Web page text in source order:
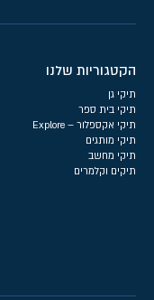
הקטגוריות שלנו
תיקי גן
תיקי בית ספר
תיקי אקספלור – Explore
תיקי מותגים
תיקי מחשב
תיקים וקלמרים